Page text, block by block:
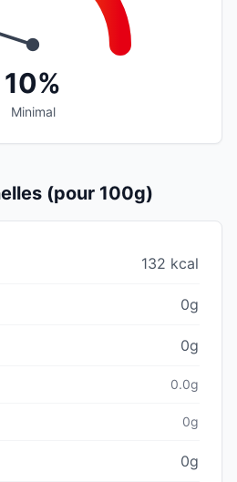
10%
Minimal
(pour 100g)
132 kcal
0g
0g
0.0g
0g
0g